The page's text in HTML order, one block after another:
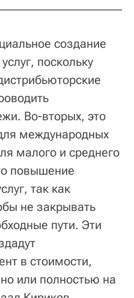
создание
поскольку
Во-вторых, это
международных
малого и среднего
повышение
так как
не закрывать
пути. Эти
в стоимости,
или полностью на